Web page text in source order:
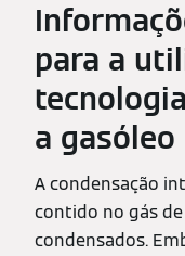
para a
a gasóleo
A condensação
contido no gás
condensados.